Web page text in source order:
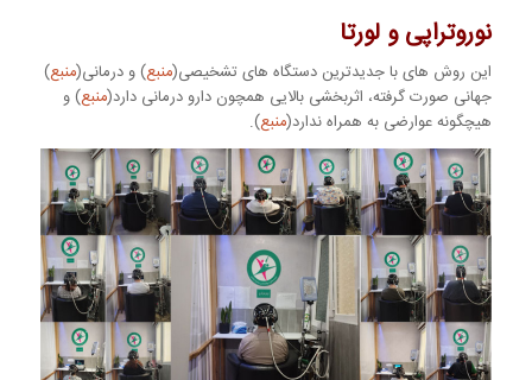
نوروتراپی و لورتا
این روش های با جدیدترین دستگاه های تشخیصی(منبع) و درمانی(منبع)
جهانی صورت گرفته، اثربخشی بالایی همچون دارو درمانی دارد(منبع) و
هیچگونه عوارضی به همراه ندارد(منبع).